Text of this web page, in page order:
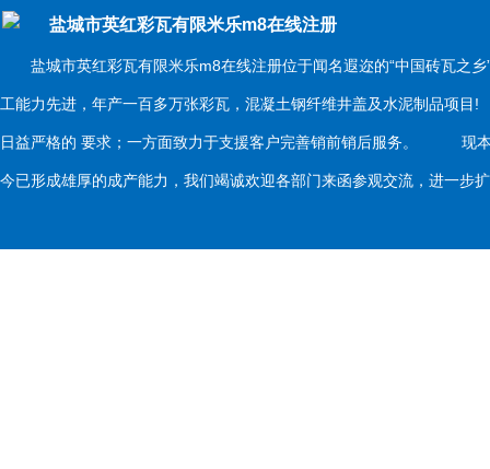
盐城市英红彩瓦有限米乐m8在线注册
盐城市英红彩瓦有限米乐m8在线注册位于闻名遐迩的“中国砖瓦之乡
工能力先进，年产一百多万张彩瓦，混凝土钢纤维井盖及水泥制品项
日益严格的 要求；一方面致力于支援客户完善销前销后服务。 现本
今已形成雄厚的成产能力，我们竭诚欢迎各部门来函参观交流，进一